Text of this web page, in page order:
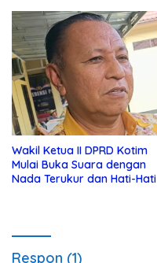
Wakil Ketua II DPRD Kotim
Mulai Buka Suara dengan
Nada Terukur dan Hati-Hati
Respon (1)